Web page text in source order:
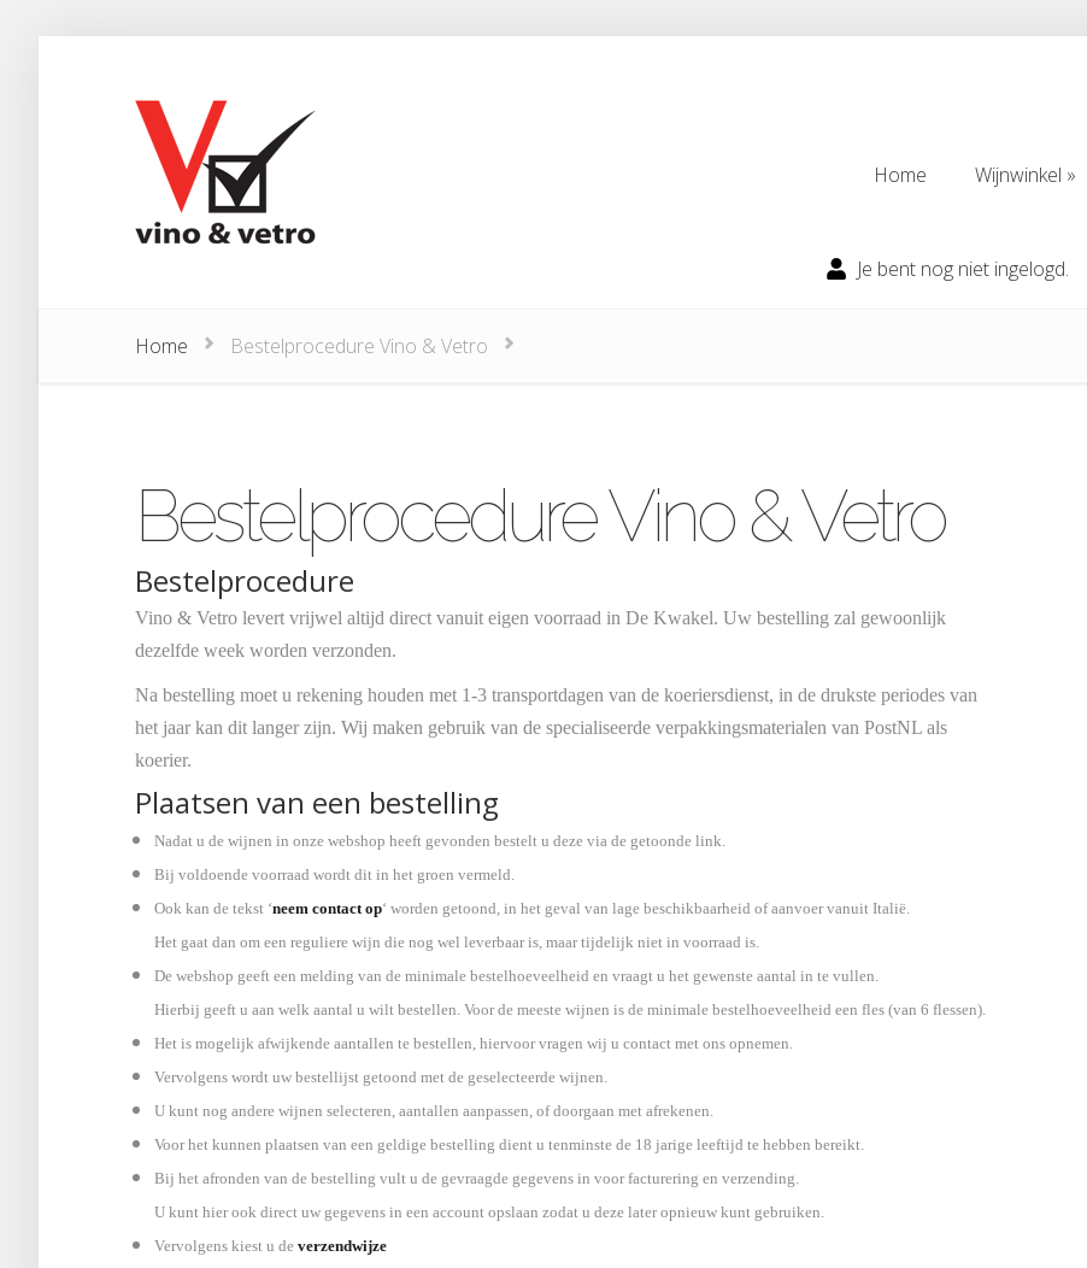
Home
Wijnwinkel
Je bent nog niet ingelogd.
Home Bestelprocedure Vino & Vetro
Bestelprocedure Vino & Vetro
Bestelprocedure
Vino & Vetro levert vrijwel altijd direct vanuit eigen voorraad in De Kwakel. Uw bestelling zal gewoonlijk
dezelfde week worden verzonden.
Na bestelling moet u rekening houden met 1-3 transportdagen van de koeriersdienst, in de drukste periodes van
het jaar kan dit langer zijn. Wij maken gebruik van de specialiseerde verpakkingsmaterialen van PostNL als
koerier.
Plaatsen van een bestelling
Nadat u de wijnen in onze webshop heeft gevonden bestelt u deze via de getoonde link.
Bij voldoende voorraad wordt dit in het groen vermeld.
Ook kan de tekst ‘neem contact op‘ worden getoond, in het geval van lage beschikbaarheid of aanvoer vanuit Italië.
Het gaat dan om een reguliere wijn die nog wel leverbaar is, maar tijdelijk niet in voorraad is.
De webshop geeft een melding van de minimale bestelhoeveelheid en vraagt u het gewenste aantal in te vullen.
Hierbij geeft u aan welk aantal u wilt bestellen. Voor de meeste wijnen is de minimale bestelhoeveelheid een fles (van 6 flessen).
Het is mogelijk afwijkende aantallen te bestellen, hiervoor vragen wij u contact met ons opnemen.
Vervolgens wordt uw bestellijst getoond met de geselecteerde wijnen.
U kunt nog andere wijnen selecteren, aantallen aanpassen, of doorgaan met afrekenen.
Voor het kunnen plaatsen van een geldige bestelling dient u tenminste de 18 jarige leeftijd te hebben bereikt.
Bij het afronden van de bestelling vult u de gevraagde gegevens in voor facturering en verzending.
U kunt hier ook direct uw gegevens in een account opslaan zodat u deze later opnieuw kunt gebruiken.
Vervolgens kiest u de verzendwijze